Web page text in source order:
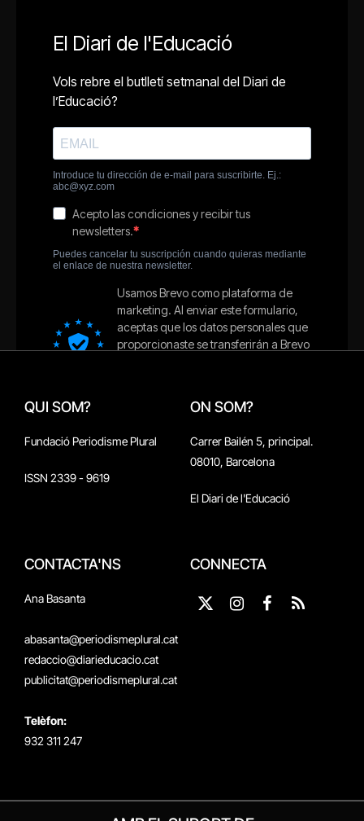
QUI SOM?
Fundació Periodisme Plural
ISSN 2339 - 9619
ON SOM?
Carrer Bailén 5, principal.
08010, Barcelona
El Diari de l'Educació
CONTACTA'NS
Ana Basanta
abasanta@periodismeplural.cat
redaccio@diarieducacio.cat
publicitat@periodismeplural.cat
Telèfon:
932 311 247
CONNECTA
X
Instagram
Facebook
RSS